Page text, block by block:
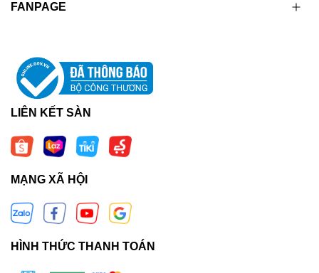
FANPAGE
LIÊN KẾT SÀN
MẠNG XÃ HỘI
HÌNH THỨC THANH TOÁN